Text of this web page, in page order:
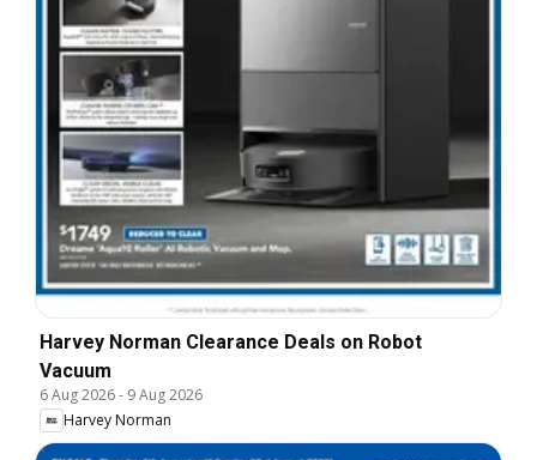
Harvey Norman Clearance Deals on Robot
Vacuum
6 Aug 2026- 9 Aug 2026
Harvey Norman